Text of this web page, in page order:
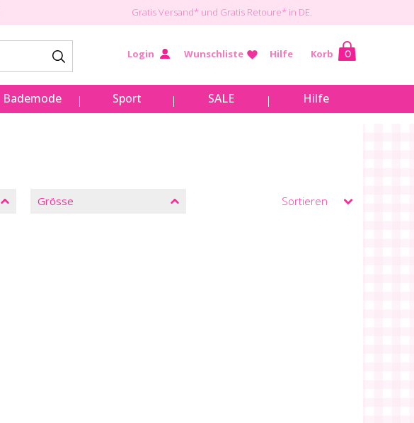
Gratis Versand*und Gratis Retoure* in DE.
Korb 0
Hilfe
Wunschliste
Login
Bademode Sport SALE Hilfe
Grösse